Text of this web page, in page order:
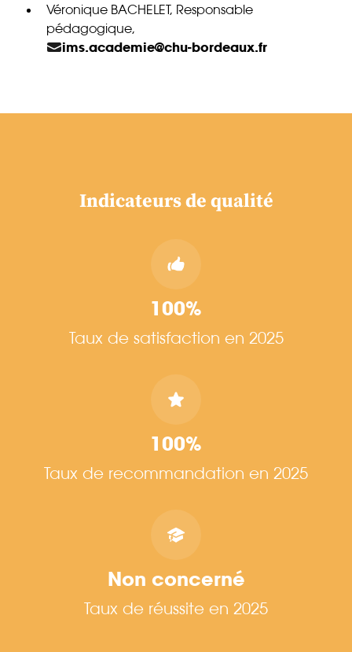
Véronique BACHELET, Responsable
pédagogique,
ims.academie@chu-bordeaux.fr
Indicateurs de qualité
100%
Taux de satisfaction en 2025
100%
Taux de recommandation en 2025
Non concerné
Taux de réussite en 2025